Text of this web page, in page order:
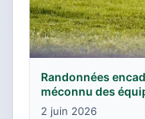
Randonnées
méconnu des
2 juin 2026